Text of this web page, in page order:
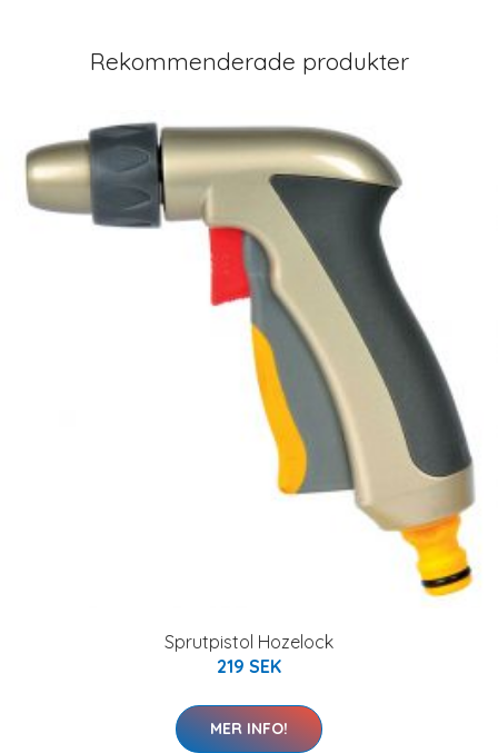
Rekommenderade produkter
Sprutpistol Hozelock
219 SEK
MER INFO!